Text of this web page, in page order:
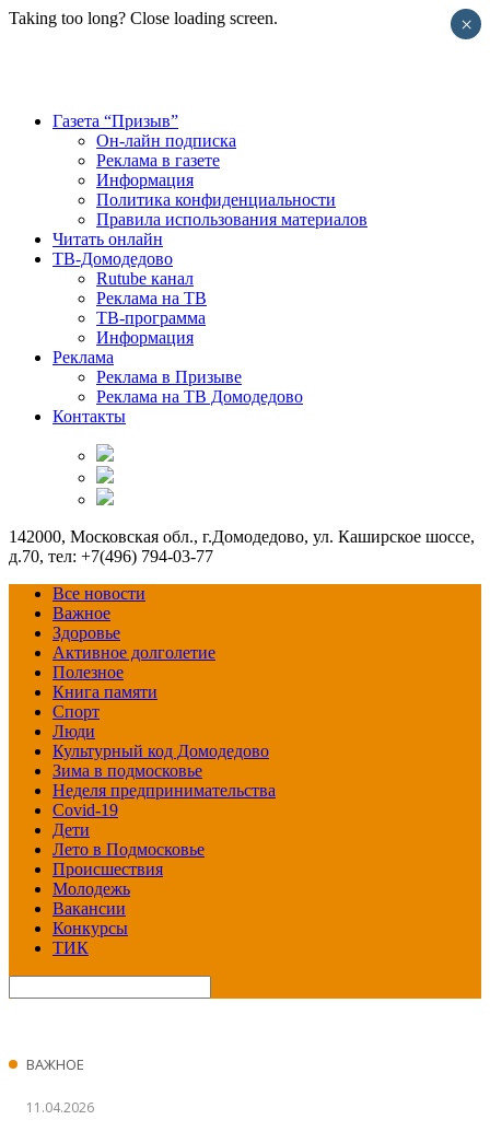
Taking too long? Close loading screen.
Газета “Призыв”
Он-лайн подписка
Реклама в газете
Информация
Политика конфиденциальности
Правила использования материалов
Читать онлайн
ТВ-Домодедово
Rutube канал
Реклама на ТВ
ТВ-программа
Информация
Реклама
Реклама в Призыве
Реклама на ТВ Домодедово
Контакты
142000, Московская обл., г.Домодедово, ул. Каширское шоссе,
д.70, тел: +7(496) 794-03-77
Все новости
Важное
Здоровье
Активное долголетие
Полезное
Книга памяти
Спорт
Люди
Культурный код Домодедово
Зима в подмосковье
Неделя предпринимательства
Covid-19
Дети
Лето в Подмосковье
Происшествия
Молодежь
Вакансии
Конкурсы
ТИК
ВАЖНОЕ
11.04.2026
×